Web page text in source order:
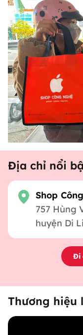
Địa chỉ nổi
Shop
757 Hùng
huyện Di
Đi
Thương hiệu